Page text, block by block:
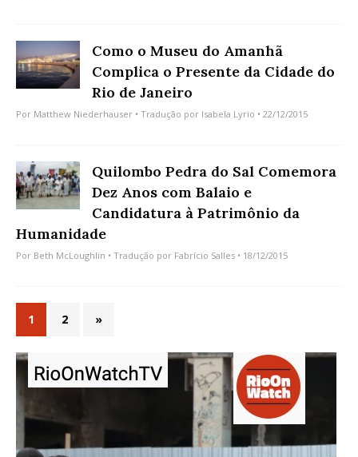
Como o Museu do Amanhã
Complica o Presente da Cidade do
Rio de Janeiro
Por Matthew Niederhauser • Tradução por Isabela Lyrio • 22/12/2015
Quilombo Pedra do Sal Comemora
Dez Anos com Balaio e
Candidatura à Patrimônio da
Humanidade
Por Beth McLoughlin • Tradução por Fabrício Salles • 18/12/2015
1 2 »